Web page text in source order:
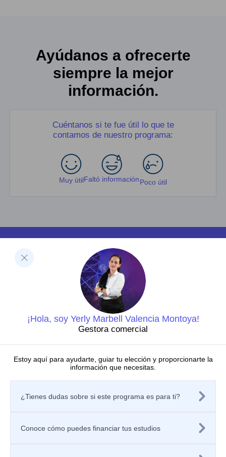
Ayúdanos a ofrecerte
siempre la mejor
información.
Cuéntanos si te fue útil lo que te
contamos de nuestro programa:
Muy útilFaltó informaciónPoco útil
¡Hola, soy Yerly Marbell Valencia Montoya!
Gestora comercial
Estoy aquí para ayudarte, guiar tu elección y proporcionarte la
información que necesitas.
¿Tienes dudas sobre si este programa es para ti?
Conoce cómo puedes financiar tus estudios
Ciencias de la Salud
Negocios y Economía
Barberi de Ingeniería, Diseño y Ciencias Aplicadas
Ciencias Humanas
Decanatura de Innovación Educativa y Fortalecimiento
Dirección de Investigaciones
Grupos de investigación
Semilleros de investigación
Proyectos de investigación
Directorio de investigadores
Nuestras publicaciones
Tratamiento de datos personales
Mecanismos o canales de atención